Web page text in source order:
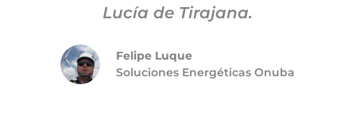
Lucía de Tirajana.
Felipe Luque
Soluciones Energéticas Onuba